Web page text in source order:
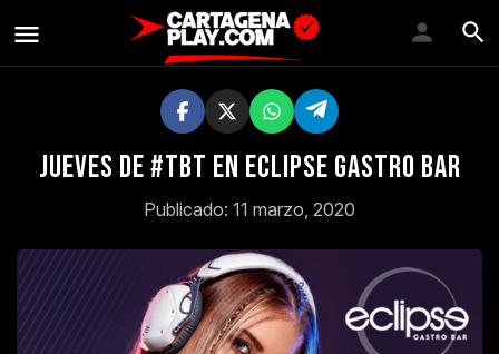
Jueves de #TBT en Eclipse Gastro Bar
Publicado: 11 marzo, 2020